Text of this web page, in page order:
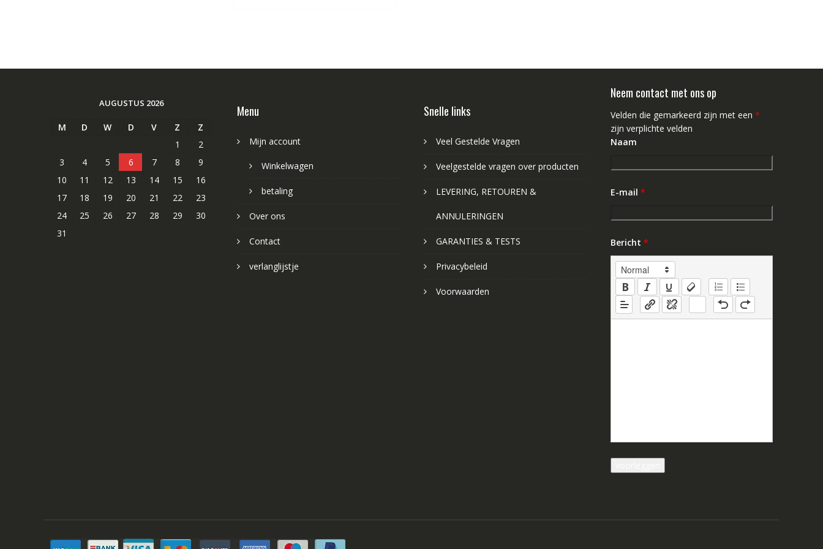
AUGUSTUS 2026
M D W D V Z
Z
1
2
3
4 5 6 7 8
9
10
11 12 13 14 15
16
17
18 19 20 21 22
23
24
25 26 27 28 29
30
31
Menu
Mijn account
Winkelwagen
betaling
Over ons
Contact
verlanglijstje
Snelle links
Veel Gestelde Vragen
Veelgestelde vragen over producten
LEVERING, RETOUREN &
ANNULERINGEN
GARANTIES & TESTS
Privacybeleid
Voorwaarden
Neem contact met ons op
Velden die gemarkeerd zijn met een *
zijn verplichte velden
Naam
E-mail *
Bericht *